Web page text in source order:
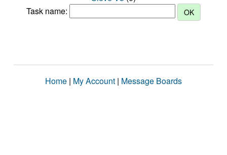
Task name:
Home | My Account | Message Boards